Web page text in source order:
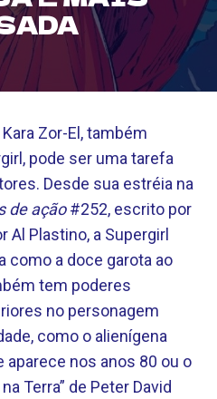
Zor-El, também
pode ser uma tarefa
Desde sua estréia na
de ação#252, escrito por
Al Plastino, a Supergirl
como a doce garota ao
tem poderes
no personagem
como o alienígena
aparece nos anos 80 ou o
Terra” de Peter David